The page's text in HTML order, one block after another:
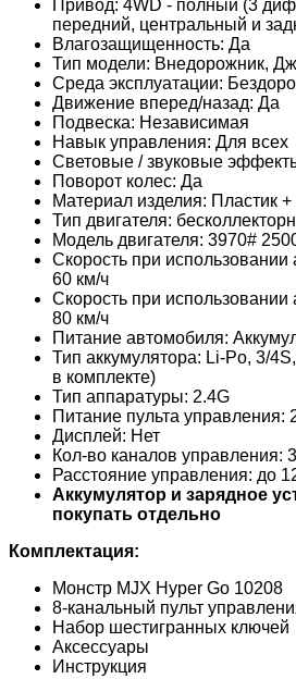
Привод: 4WD - полный (3
передний, центральный и
Влагозащищенность: Да
Тип модели: Внедорожник,
Среда эксплуатации:
Движение вперед/назад: Да
Подвеска: Независимая
Навык управления: Для всех
Световые / звуковые
Поворот колес: Да
Материал изделия: Пластик
Тип двигателя:
Модель двигателя: 3970#
Скорость при использовании
60 км/ч
Скорость при использовании
80 км/ч
Питание автомобиля:
Тип аккумулятора: Li-Po, 3/
в комплекте)
Тип аппаратуры: 2.4G
Питание пульта управления:
Дисплей: Нет
Кол-во каналов управления: 3
Расстояние управления: до
Аккумулятор и зарядное
покупать отдельно
Комплектация:
Монстр MJX Hyper Go 10208
8-канальный пульт
Набор шестигранных ключей
Аксессуары
Инструкция